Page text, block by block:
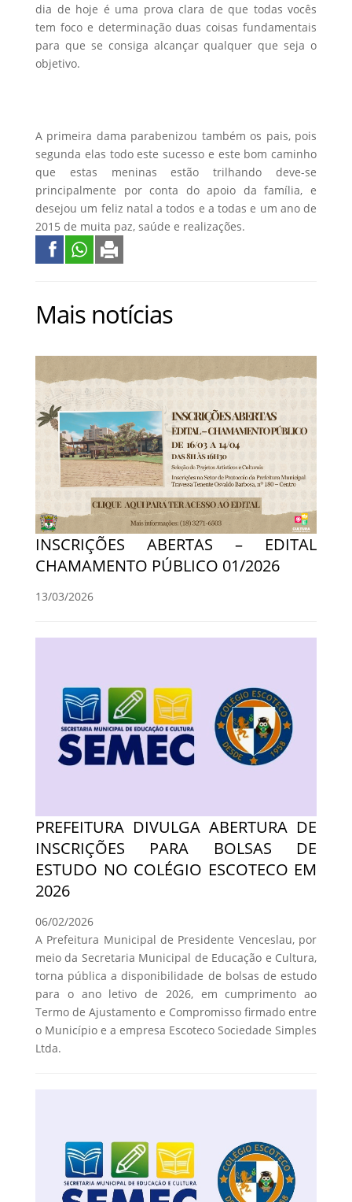
dia de hoje é uma prova clara de que todas vocês
tem foco e determinação duas coisas fundamentais
para que se consiga alcançar qualquer que seja o
objetivo.
A primeira dama parabenizou também os pais, pois
segunda elas todo este sucesso e este bom caminho
que estas meninas estão trilhando deve-se
principalmente por conta do apoio da família, e
desejou um feliz natal a todos e a todas e um ano de
2015 de muita paz, saúde e realizações.
Mais notícias
INSCRIÇÕES ABERTAS – EDITAL
CHAMAMENTO PÚBLICO 01/2026
13/03/2026
PREFEITURA DIVULGA ABERTURA DE
INSCRIÇÕES PARA BOLSAS DE
ESTUDO NO COLÉGIO ESCOTECO EM
2026
06/02/2026
A Prefeitura Municipal de Presidente Venceslau, por
meio da Secretaria Municipal de Educação e Cultura,
torna pública a disponibilidade de bolsas de estudo
para o ano letivo de 2026, em cumprimento ao
Termo de Ajustamento e Compromisso firmado entre
o Município e a empresa Escoteco Sociedade Simples
Ltda.